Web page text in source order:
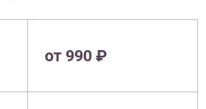
от 990 ₽